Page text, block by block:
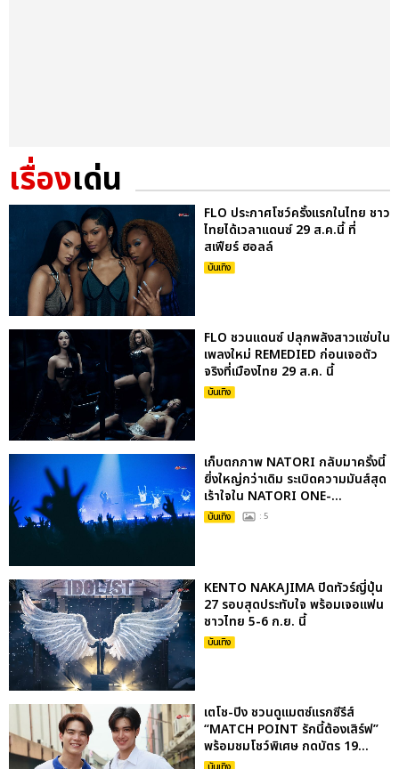
เรื่องเด่น
FLO ประกาศโชว์ครั้งแรกในไทย ชาว
ไทยได้เวลาแดนซ์ 29 ส.ค.นี้ ที่
สเฟียร์ ฮอลล์
บันเทิง
FLO ชวนแดนซ์ ปลุกพลังสาวแซ่บใน
เพลงใหม่ REMEDIED ก่อนเจอตัว
จริงที่เมืองไทย 29 ส.ค. นี้
บันเทิง
เก็บตกภาพ NATORI กลับมาครั้งนี้
ยิ่งใหญ่กว่าเดิม ระเบิดความมันส์สุด
เร้าใจใน NATORI ONE-...
บันเทิง : 5
KENTO NAKAJIMA ปิดทัวร์ญี่ปุ่น
27 รอบสุดประทับใจ พร้อมเจอแฟน
ชาวไทย 5-6 ก.ย. นี้
บันเทิง
เตโช-ปิง ชวนดูแมตซ์แรกซีรีส์
“MATCH POINT รักนี้ต้องเสิร์ฟ”
พร้อมชมโชว์พิเศษ กดบัตร 19...